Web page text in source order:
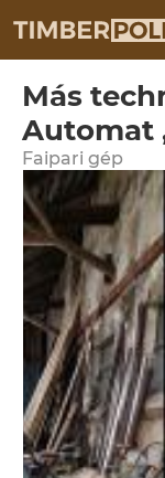
Más
Automat
Faipari gép